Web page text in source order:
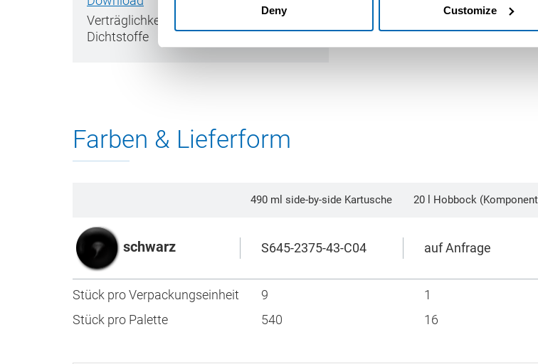
Deny Customize
Verträglichkeitsliste Silikon-Kleb- &
Dichtstoffe
Farben & Lieferform
490 ml side-by-side Kartusche 20 l Hobbock
schwarz S645-2375-43-C04 auf Anfrage
Stück pro Verpackungseinheit 9 1
Stück pro Palette
540 16